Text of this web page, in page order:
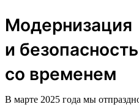
Модернизация
и
со временем
В марте 2025 года мы